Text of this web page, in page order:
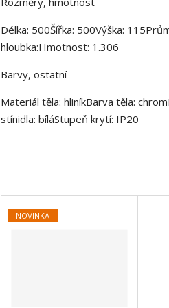
Délka: 500Šířka: 500Výška:
hloubka:Hmotnost: 1.306
Barvy, ostatní
Materiál těla: hliníkBarva těla:
stínidla: bíláStupeň krytí: IP20
NOVINKA